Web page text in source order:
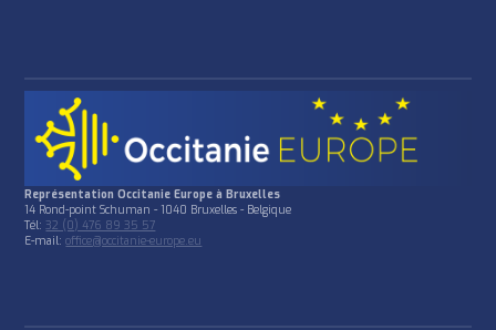
Représentation Occitanie Europe à Bruxelles
14 Rond-point Schuman - 1040 Bruxelles - Belgique
Tél:32 (0) 476 89 35 57
E-mail:office@occitanie-europe.eu